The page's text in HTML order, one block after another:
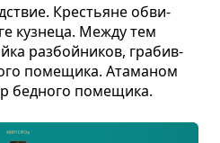
Кре­стьяне обви­
куз­неца. Между тем
раз­бой­ни­ков, гра­бив­
поме­щика. Ата­ма­ном
бед­ного поме­щика.